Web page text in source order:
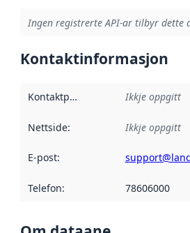
Ingen registrerte API-ar tilbyr dette
Kontaktinformasjon
Kontaktpunkt Ikkje oppgitt
Nettside: Ikkje oppgitt
E-post:
Telefon: 78606000